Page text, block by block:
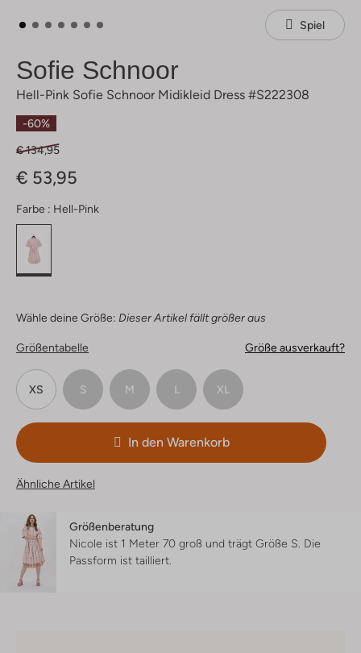
Spiel
Sofie Schnoor
Hell-Pink Sofie Schnoor Midikleid Dress #s222308
-60%
€ 134,95
€ 53,95
Farbe : Hell-Pink
Wähle deine Größe: Dieser Artikel fällt größer aus
Größentabelle Größe ausverkauft?
XS S M L XL
In den Warenkorb
Ähnliche Artikel
Größenberatung
Nicole ist 1 Meter 70 groß und trägt Größe S. Die
Passform ist tailliert